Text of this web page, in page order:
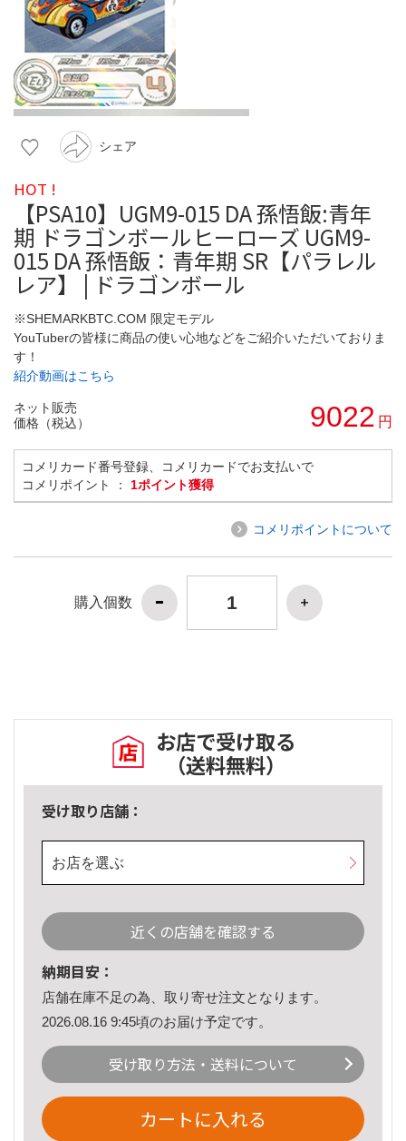
シェア
HOT !
【PSA10】UGM9-015 DA 孫悟飯:青年
期 ドラゴンボールヒーローズ UGM9-
015 DA 孫悟飯：青年期 SR【パラレル
レア】 | ドラゴンボール
※SHEMARKBTC.COM 限定モデル
YouTuberの皆様に商品の使い心地などをご紹介いただいておりま
す！
紹介動画はこちら
ネット販売
価格（税込）
9022 円
コメリカード番号登録、コメリカードでお支払いで
コメリポイント ： 1ポイント獲得
コメリポイントについて
購入個数
お店で受け取る
（送料無料）
受け取り店舗：
お店を選ぶ
近くの店舗を確認する
納期目安：
店舗在庫不足の為、取り寄せ注文となります。
2026.08.16 9:45頃のお届け予定です。
受け取り方法・送料について
カートに入れる